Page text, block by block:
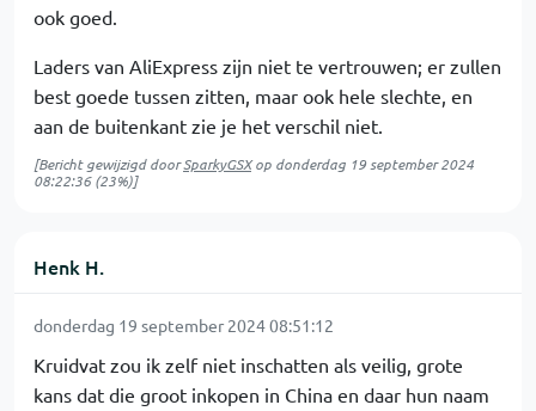
ook goed.
Laders van AliExpress zijn niet te vertrouwen; er zullen
best goede tussen zitten, maar ook hele slechte, en
aan de buitenkant zie je het verschil niet.
[Bericht gewijzigd doorSparkyGSXop donderdag 19 september 2024
08:22:36(23%)]
Henk H.
donderdag 19 september 2024 08:51:12
Kruidvat zou ik zelf niet inschatten als veilig, grote
kans dat die groot inkopen in China en daar hun naam